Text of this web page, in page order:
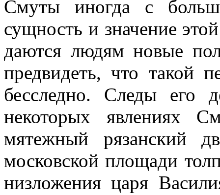
Смуты иногда с
сущность и значение
даются людям новые
предвидеть, что такой
бесследно. Следы его
некоторых явлениях
мятежный рязанский
московской площади
низложения царя